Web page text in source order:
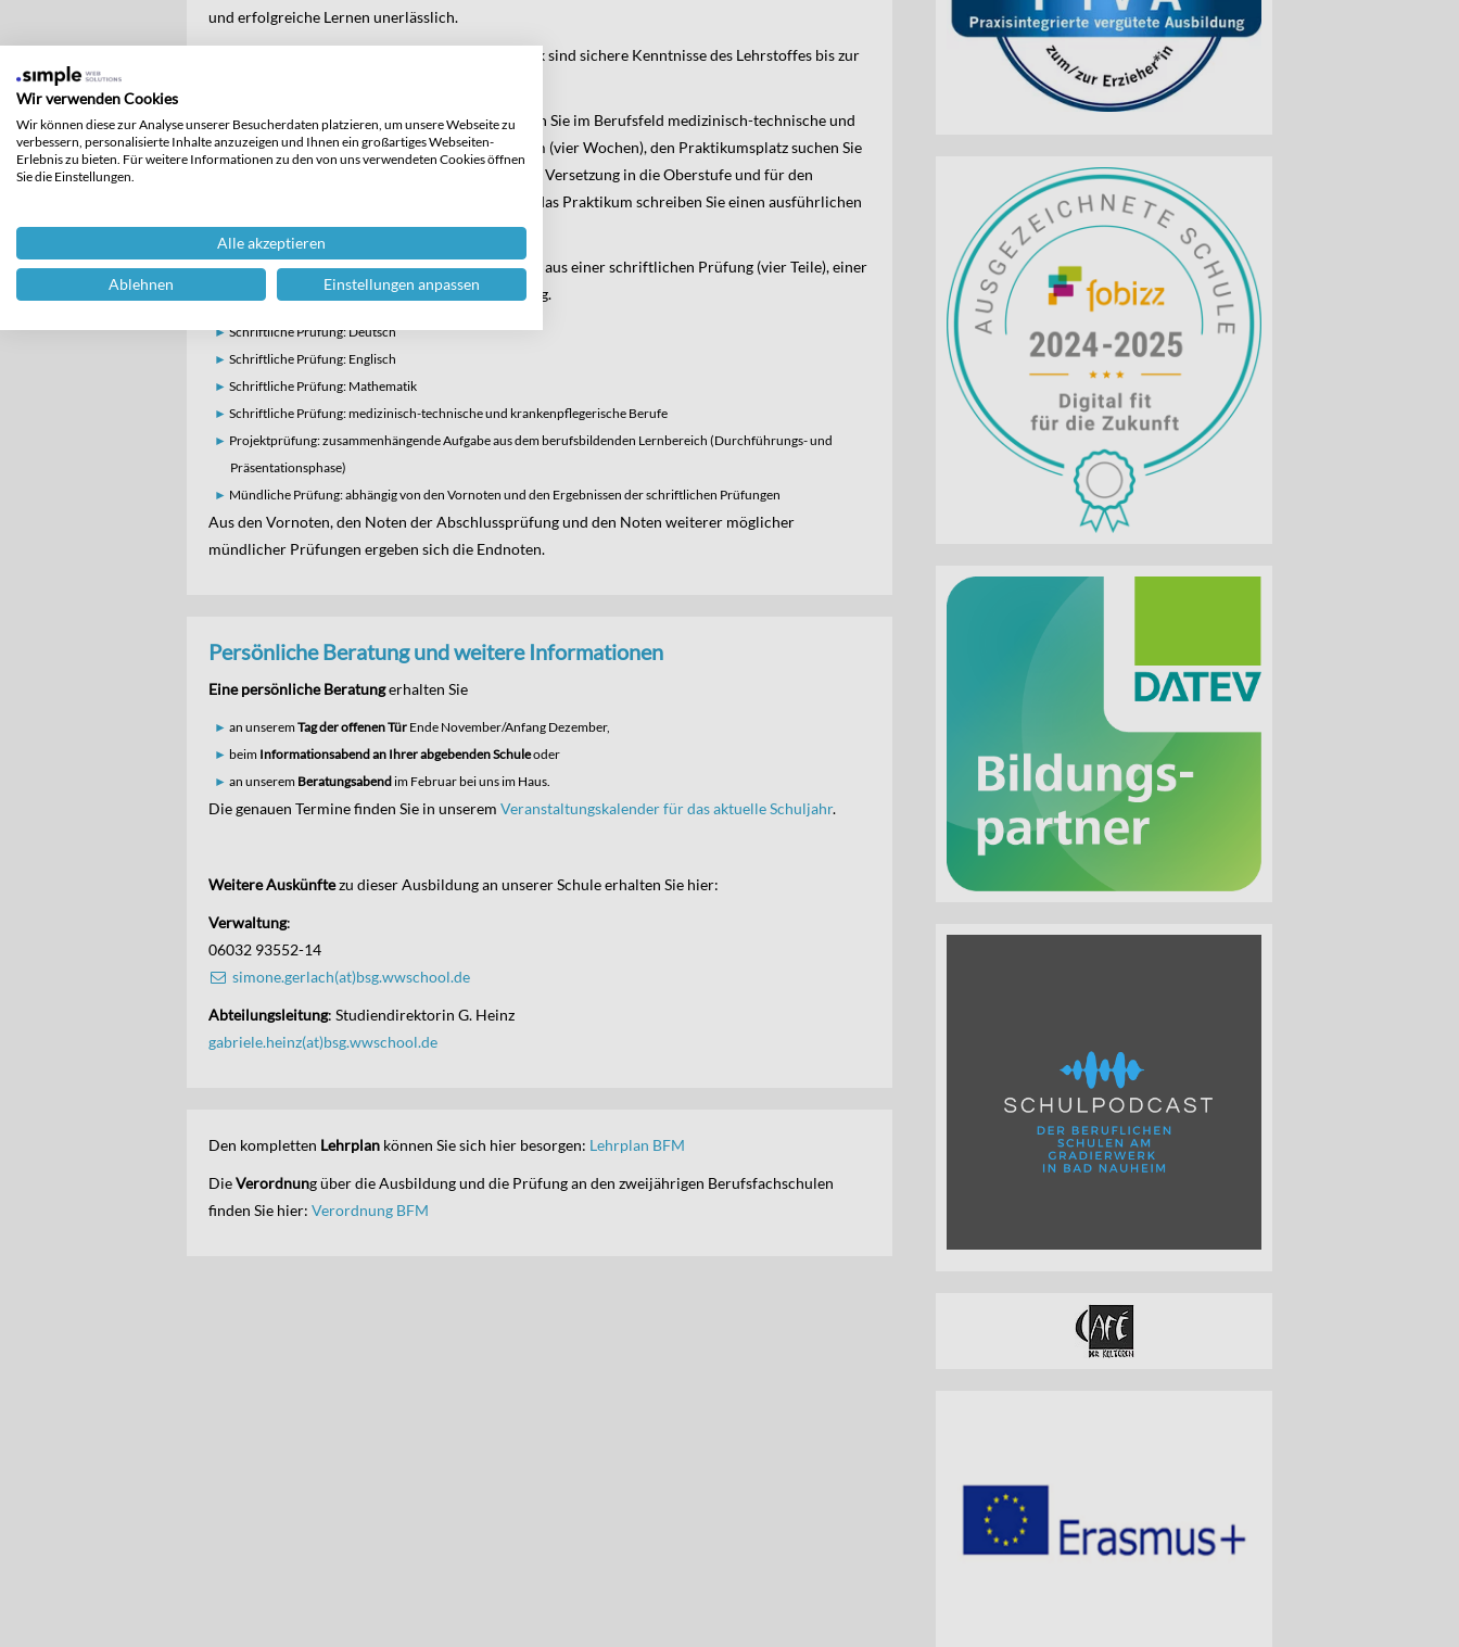
und erfolgreiche Lernen unerlässlich.
In den Fächern Deutsch, Englisch und Mathematik sind sichere Kenntnisse des Lehrstoffes bis zur
Praktikum: Am Ende des ersten Jahres absolvieren Sie im Berufsfeld medizinisch-technische und
krankenpflegerische Berufe ein Betriebspraktikum (vier Wochen), den Praktikumsplatz suchen Sie
selbst. Dieses Praktikum ist Voraussetzung für die Versetzung in die Oberstufe und für den
erfolgreichen mittleren Bildungsabschluss. Über das Praktikum schreiben Sie einen ausführlichen
Bericht.
Abschlussprüfung: Die Abschlussprüfung besteht aus einer schriftlichen Prüfung (vier Teile), einer
Projektprüfung und ggf. einer mündlichen Prüfung.
Schriftliche Prüfung: Deutsch
Schriftliche Prüfung: Englisch
Schriftliche Prüfung: Mathematik
Schriftliche Prüfung: medizinisch-technische und krankenpflegerische Berufe
Projektprüfung: zusammenhängende Aufgabe aus dem berufsbildenden Lernbereich (Durchführungs- und
Präsentationsphase)
Mündliche Prüfung: abhängig von den Vornoten und den Ergebnissen der schriftlichen Prüfungen
Aus den Vornoten, den Noten der Abschlussprüfung und den Noten weiterer möglicher
mündlicher Prüfungen ergeben sich die Endnoten.
Persönliche Beratung und weitere Informationen
Eine persönliche Beratungerhalten Sie
an unseremTag der offenen Tür Ende November/Anfang Dezember,
beim Informationsabend an Ihrer abgebenden Schuleoder
an unserem Beratungsabendim Februar bei uns im Haus.
Die genauen Termine finden Sie in unserem Veranstaltungskalender für das aktuelle Schuljahr.
Weitere Auskünftezu dieser Ausbildung an unserer Schule erhalten Sie hier:
Verwaltung:
06032 93552-14
simone.gerlach(at)bsg.wwschool.de
Abteilungsleitung: Studiendirektorin G. Heinz
gabriele.heinz(at)bsg.wwschool.de
Den kompletten Lehrplan können Sie sich hier besorgen: Lehrplan BFM
DieVerordnung über die Ausbildung und die Prüfung an den zweijährigen Berufsfachschulen
finden Sie hier: Verordnung BFM
Wir verwenden Cookies
Wir können diese zur Analyse unserer Besucherdaten platzieren, um unsere Webseite zu
verbessern, personalisierte Inhalte anzuzeigen und Ihnen ein großartiges Webseiten-
Erlebnis zu bieten. Für weitere Informationen zu den von uns verwendeten Cookies öffnen
Sie die Einstellungen.
Alle akzeptieren
Ablehnen Einstellungen anpassen